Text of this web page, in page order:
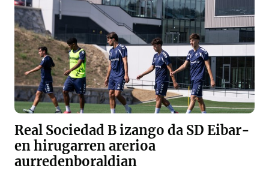
Real Sociedad B izango da SD Eibar-
en hirugarren arerioa
aurredenboraldian